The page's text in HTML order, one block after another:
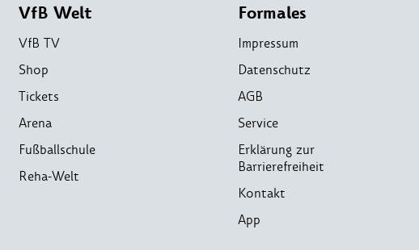
VfB Welt
VfB TV
Shop
Tickets
Arena
Fußballschule
Reha-Welt
Formales
Impressum
Datenschutz
AGB
Service
Erklärung zur
Barrierefreiheit
Kontakt
App